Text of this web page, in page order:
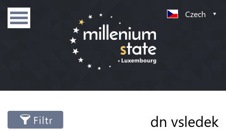
Czech
Filtr dn vsledek